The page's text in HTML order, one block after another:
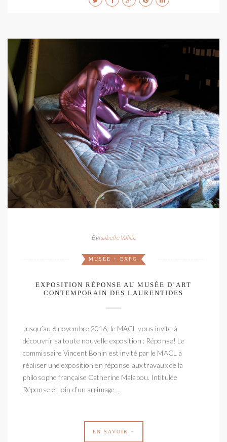
ByIsabelle Vallée
MUSÉE + EXPO
EXPOSITION RÉPONSE AU MUSÉE D’ART
CONTEMPORAIN DES LAURENTIDES
Jusqu’au 6 novembre 2016, le MACL vous invite à
découvrir sa toute nouvelle exposition : Réponse! Le
commissaire Vincent Bonin est invité par le MACL à
réaliser une exposition en réponse aux travaux de la
philosophe française Catherine Malabou. Intitulée
Réponse et loin d’un arrimage ...
EN SAVOIR +